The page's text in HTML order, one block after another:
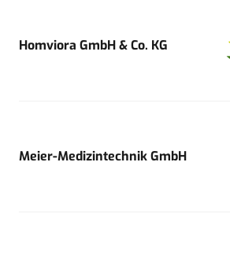
Homviora GmbH & Co. KG
Meier-Medizintechnik GmbH